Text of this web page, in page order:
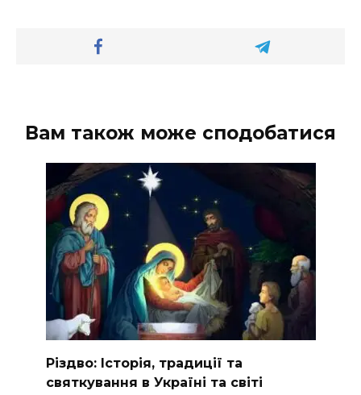
Вам також може сподобатися
Різдво: Історія, традиції та
святкування в Україні та світі